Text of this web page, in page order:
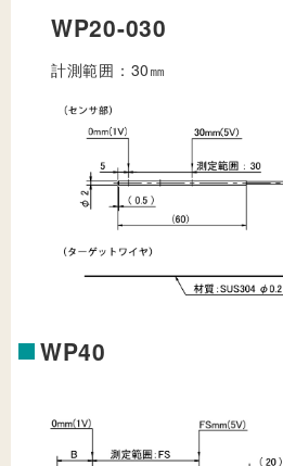
WP20-030
計測範囲：30㎜
WP40